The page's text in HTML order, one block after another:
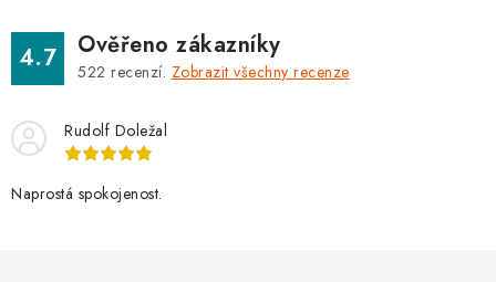
4.7 Ověřeno zákazníky
522 recenzí. Zobrazit všechny recenze
Rudolf Doležal
Naprostá spokojenost.